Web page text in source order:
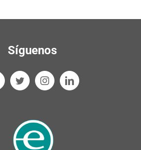
Síguenos